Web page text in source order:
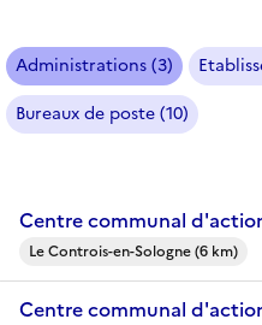
Administrations (3)
Bureaux de poste (10)
Centre communal
Le Controis-en-Sologne (6 km)
Centre communal